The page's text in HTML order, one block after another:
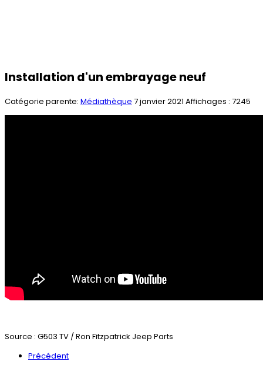
Installation d'un embrayage neuf
Catégorie parente: Médiathèque 7 janvier 2021 Affichages : 7245
Source : G503 TV / Ron Fitzpatrick Jeep Parts
Précédent